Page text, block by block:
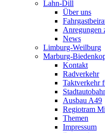
Lahn-Dill
Über uns
Anregungen
News
Limburg-Weilburg
Marburg-
Kontakt
Radverkehr
Taktverkehr
Ausbau A49
Regiotram
Themen
Impressum